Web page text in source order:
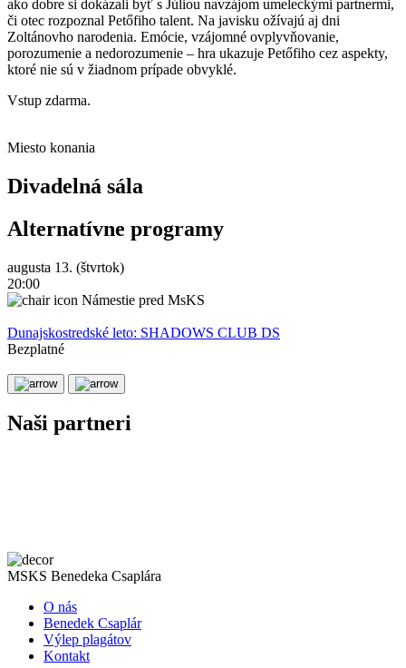
ako dobre si dokázali byť s Júliou navzájom umeleckými partnermi,
či otec rozpoznal Petőfiho talent. Na javisku ožívajú aj dni
Zoltánovho narodenia. Emócie, vzájomné ovplyvňovanie,
porozumenie a nedorozumenie – hra ukazuje Petőfiho cez aspekty,
ktoré nie sú v žiadnom prípade obvyklé.
Vstup zdarma.
Miesto konania
Divadelná sála
Alternatívne programy
augusta 13. (štvrtok)
20:00
Námestie pred MsKS
Dunajskostredské leto: SHADOWS CLUB DS
Bezplatné
Naši partneri
MSKS Benedeka Csaplára
O nás
Benedek Csaplár
Výlep plagátov
Kontakt